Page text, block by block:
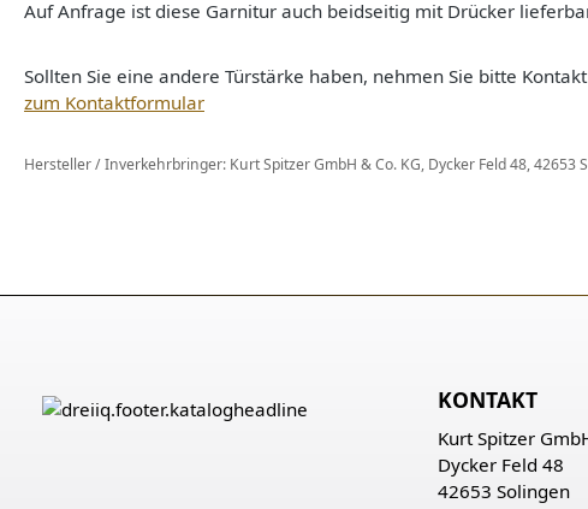
Auf Anfrage ist diese Garnitur auch beidseitig mit Drücker
Sollten Sie eine andere Türstärke haben, nehmen Sie bitte
zum Kontaktformular
Hersteller / Inverkehrbringer: Kurt Spitzer GmbH & Co. KG, Dycker Feld 48,
KONTAKT
Kurt Spitzer
Dycker Feld 48
42653 Solingen